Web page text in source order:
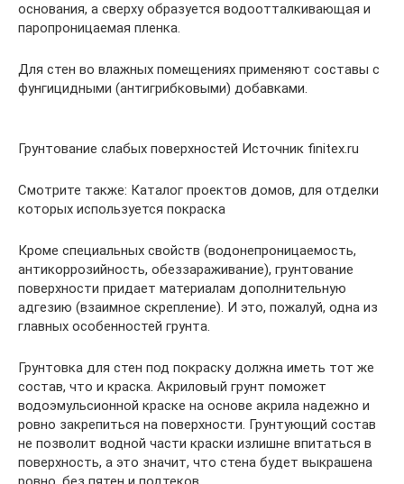
основания, а сверху образуется водоотталкивающая и
паропроницаемая пленка.
Для стен во влажных помещениях применяют составы с
фунгицидными (антигрибковыми) добавками.
Грунтование слабых поверхностей Источник finitex.ru
Смотрите также: Каталог проектов домов, для отделки
которых используется покраска
Кроме специальных свойств (водонепроницаемость,
антикоррозийность, обеззараживание), грунтование
поверхности придает материалам дополнительную
адгезию (взаимное скрепление). И это, пожалуй, одна из
главных особенностей грунта.
Грунтовка для стен под покраску должна иметь тот же
состав, что и краска. Акриловый грунт поможет
водоэмульсионной краске на основе акрила надежно и
ровно закрепиться на поверхности. Грунтующий состав
не позволит водной части краски излишне впитаться в
поверхность, а это значит, что стена будет выкрашена